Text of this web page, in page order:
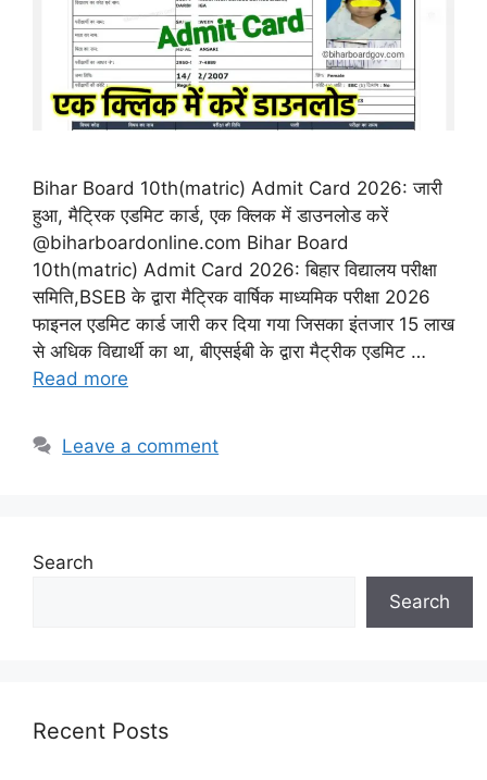
Bihar Board 10th(matric) Admit Card 2026: जारी
हुआ, मैट्रिक एडमिट कार्ड, एक क्लिक में डाउनलोड करें
@biharboardonline.com Bihar Board
10th(matric) Admit Card 2026: बिहार विद्यालय परीक्षा
समिति,BSEB के द्वारा मैट्रिक वार्षिक माध्यमिक परीक्षा 2026
फाइनल एडमिट कार्ड जारी कर दिया गया जिसका इंतजार 15 लाख
से अधिक विद्यार्थी का था, बीएसईबी के द्वारा मैट्रीक एडमिट …
Read more
Leave a comment
Search
Search
Recent Posts